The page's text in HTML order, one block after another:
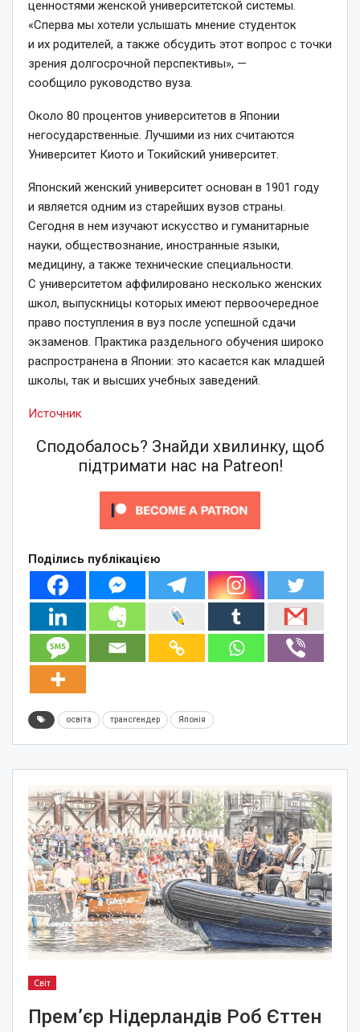
ценностями женской университетской системы.
«Сперва мы хотели услышать мнение студенток
и их родителей, а также обсудить этот вопрос с точки
зрения долгосрочной перспективы», —
сообщило руководство вуза.
Около 80 процентов университетов в Японии
негосударственные. Лучшими из них считаются
Университет Киото и Токийский университет.
Японский женский университет основан в 1901 году
и является одним из старейших вузов страны.
Сегодня в нем изучают искусство и гуманитарные
науки, обществознание, иностранные языки,
медицину, а также технические специальности.
С университетом аффилировано несколько женских
школ, выпускницы которых имеют первоочередное
право поступления в вуз после успешной сдачи
экзаменов. Практика раздельного обучения широко
распространена в Японии: это касается как младшей
школы, так и высших учебных заведений.
Источник
Сподобалось? Знайди хвилинку, щоб
підтримати нас на Patreon!
Поділись публікацією
освіта трансгендер Японія
Світ
Прем’єр Нідерландів Роб Єттен